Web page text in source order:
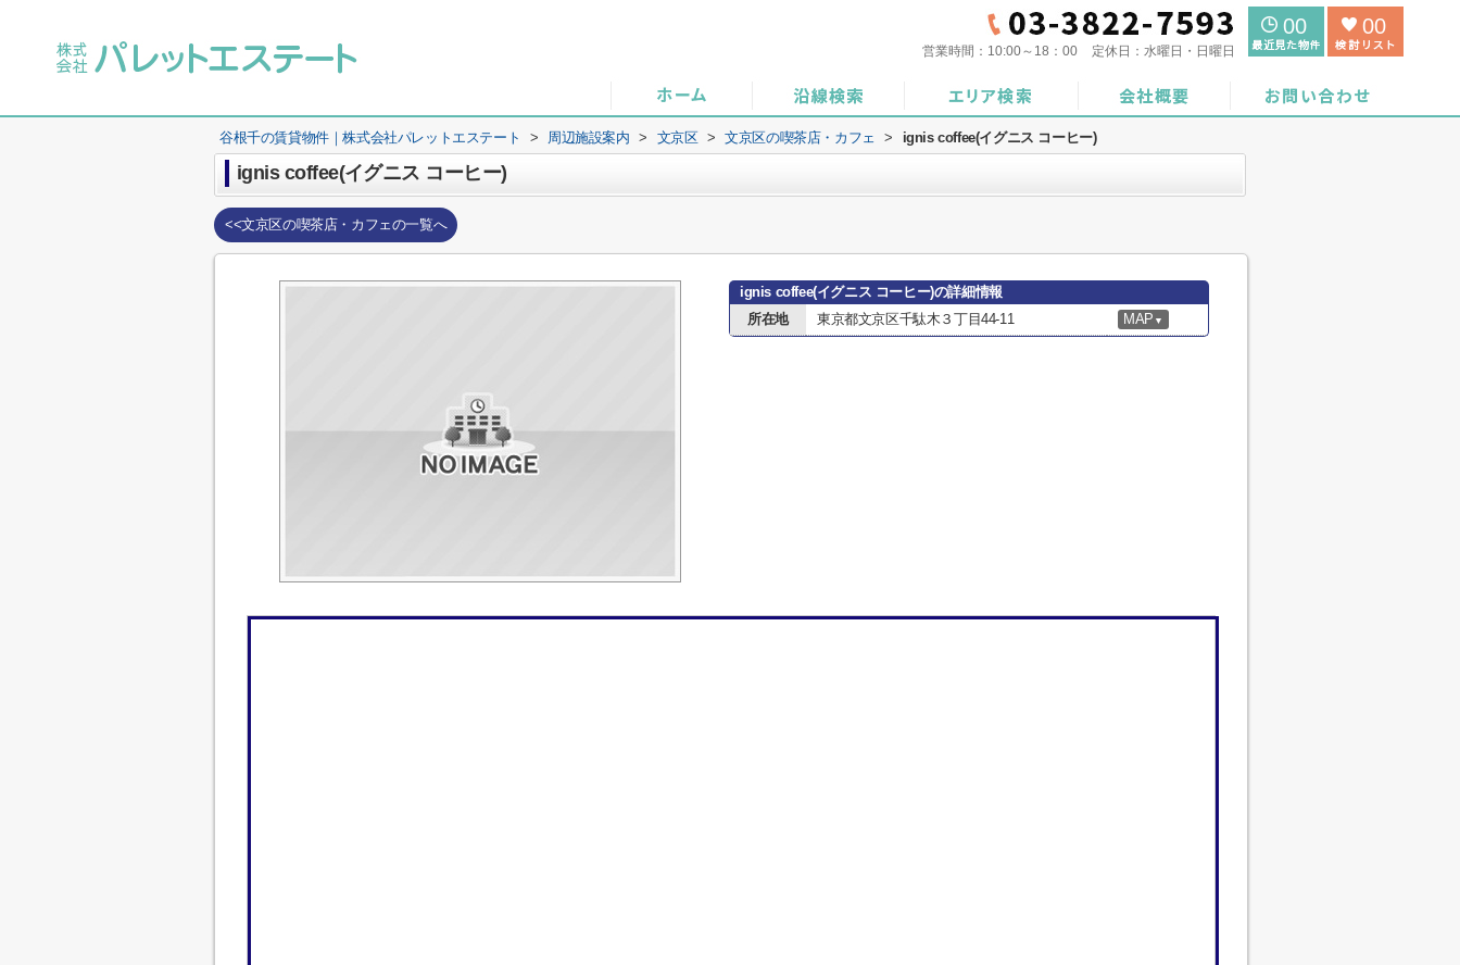
営業時間： 10:00～18：00 定休日： 水曜日・日曜日
00 00
谷根千の賃貸物件｜株式会社パレットエステート > 周辺施設案内 > 文京区 > 文京区の喫茶店・カフェ > ignis coffee(イグニス コーヒー)
ignis coffee(イグニス コーヒー)
<<文京区の喫茶店・カフェの一覧へ
ignis coffee(イグニス コーヒー)の詳細情報
所在地
東京都文京区千駄木３丁目44-11 MAP ▼